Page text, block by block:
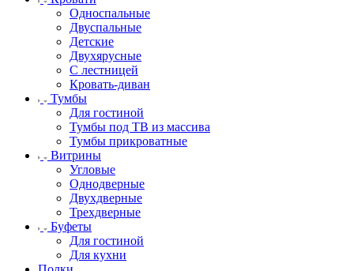
Односпальные
Двуспальные
Детские
Двухярусные
С лестницей
Кровать-диван
Тумбы
Для гостиной
Тумбы под ТВ из массива
Тумбы прикроватные
Витрины
Угловые
Однодверные
Двухдверные
Трехдверные
Буфеты
Для гостиной
Для кухни